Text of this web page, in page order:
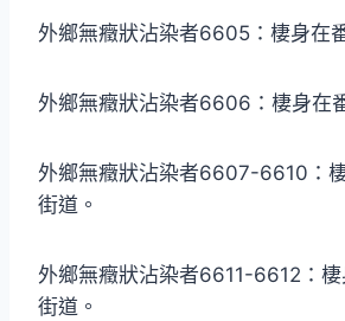
外鄉無癥狀沾染者6605：棲身在
外鄉無癥狀沾染者6606：棲身在
外鄉無癥狀沾染者6607-6610：
街道。
外鄉無癥狀沾染者6611-6612：
街道。